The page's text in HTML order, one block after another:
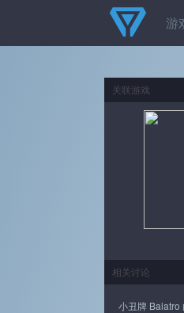
游
关联游戏
相关讨论
小丑牌 Balatro